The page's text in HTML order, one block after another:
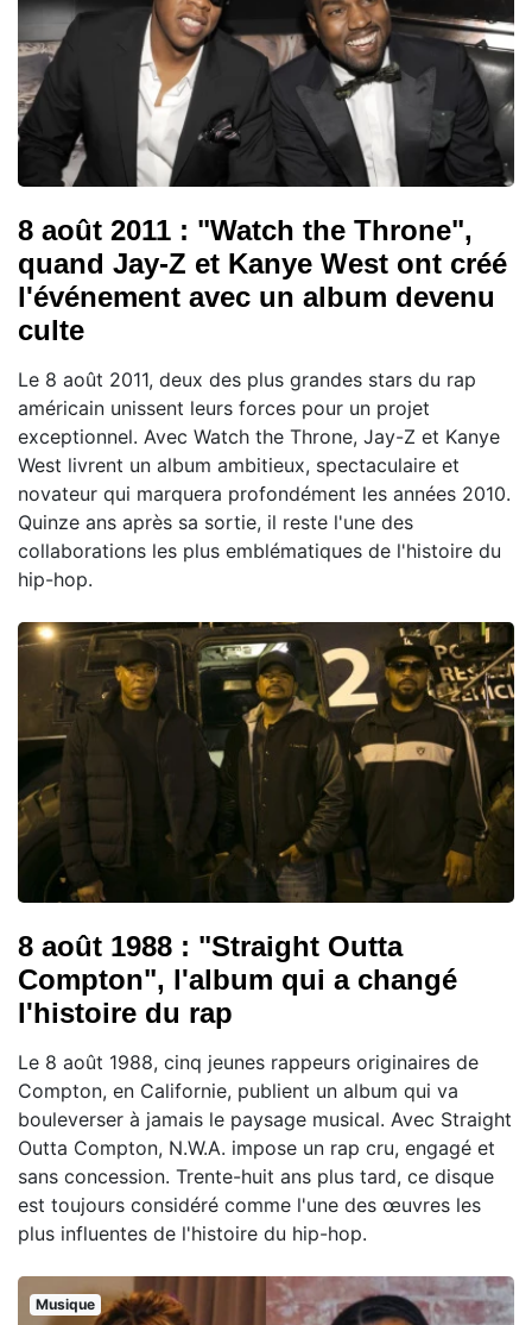
8 août 2011 : "Watch the Throne",
quand Jay-Z et Kanye West ont créé
l'événement avec un album devenu
culte
Le 8 août 2011, deux des plus grandes stars du rap
américain unissent leurs forces pour un projet
exceptionnel. Avec Watch the Throne, Jay-Z et Kanye
West livrent un album ambitieux, spectaculaire et
novateur qui marquera profondément les années 2010.
Quinze ans après sa sortie, il reste l'une des
collaborations les plus emblématiques de l'histoire du
hip-hop.
8 août 1988 : "Straight Outta
Compton", l'album qui a changé
l'histoire du rap
Le 8 août 1988, cinq jeunes rappeurs originaires de
Compton, en Californie, publient un album qui va
bouleverser à jamais le paysage musical. Avec Straight
Outta Compton, N.W.A. impose un rap cru, engagé et
sans concession. Trente-huit ans plus tard, ce disque
est toujours considéré comme l'une des œuvres les
plus influentes de l'histoire du hip-hop.
Musique